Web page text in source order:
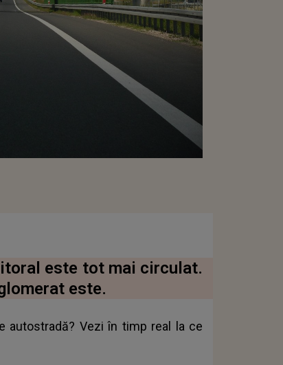
este tot mai circulat.
este.
autostradă? Vezi în timp real la ce